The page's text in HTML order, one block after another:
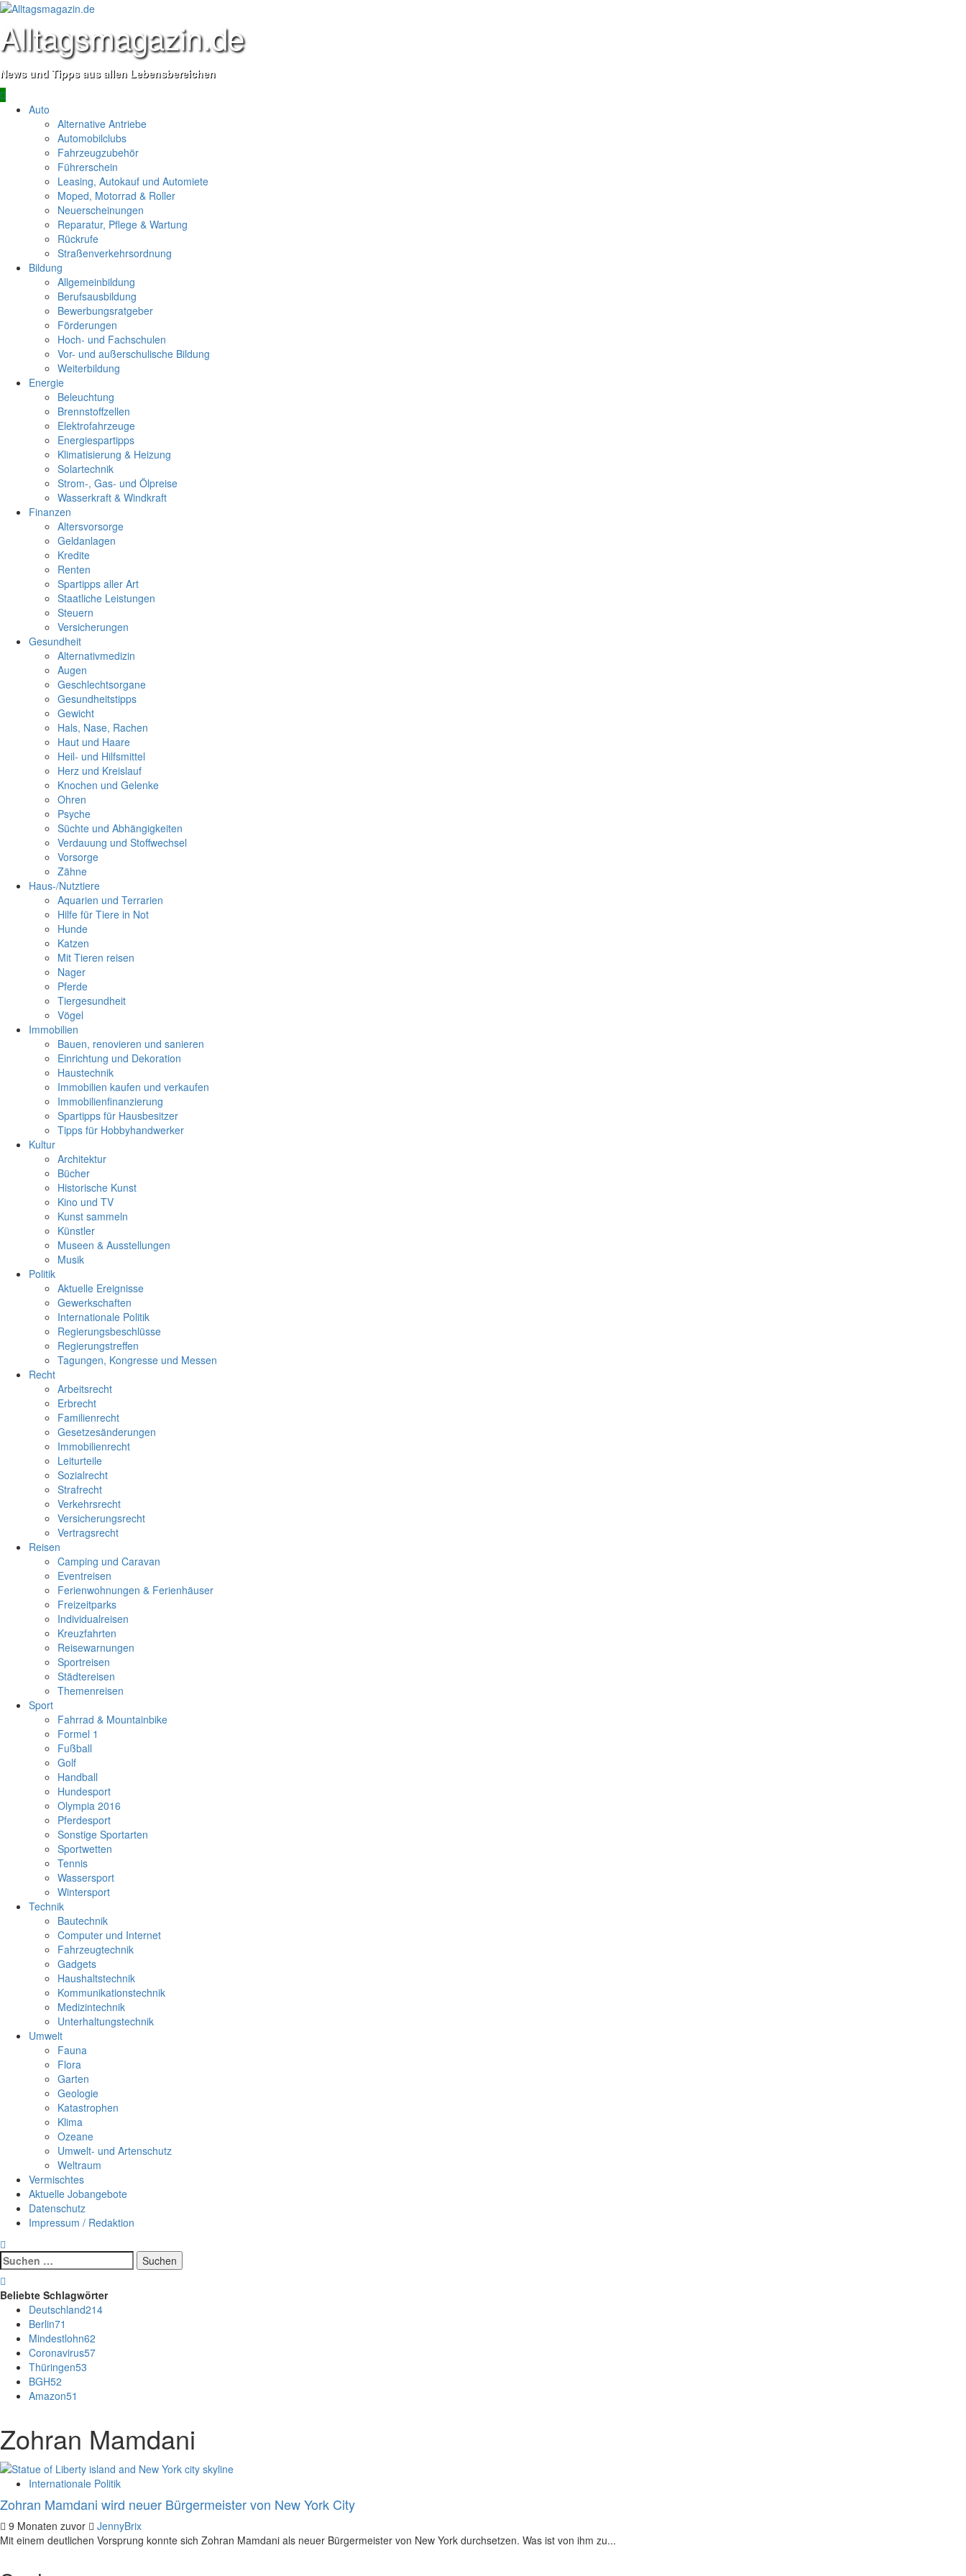
Zum
springen
Alltagsmagazin.de
News und Tipps aus allen Lebensbereichen
MenüAuto
Alternative Antriebe
Automobilclubs
Fahrzeugzubehör
Führerschein
Leasing, Autokauf und Automiete
Moped, Motorrad & Roller
Neuerscheinungen
Reparatur, Pflege & Wartung
Rückrufe
Straßenverkehrsordnung
Bildung
Allgemeinbildung
Berufsausbildung
Bewerbungsratgeber
Förderungen
Hoch- und Fachschulen
Vor- und außerschulische Bildung
Weiterbildung
Energie
Beleuchtung
Brennstoffzellen
Elektrofahrzeuge
Energiespartipps
Klimatisierung & Heizung
Solartechnik
Strom-, Gas- und Ölpreise
Wasserkraft & Windkraft
Finanzen
Altersvorsorge
Geldanlagen
Kredite
Renten
Spartipps aller Art
Staatliche Leistungen
Steuern
Versicherungen
Gesundheit
Alternativmedizin
Augen
Geschlechtsorgane
Gesundheitstipps
Gewicht
Hals, Nase, Rachen
Haut und Haare
Heil- und Hilfsmittel
Herz und Kreislauf
Knochen und Gelenke
Ohren
Psyche
Süchte und Abhängigkeiten
Verdauung und Stoffwechsel
Vorsorge
Zähne
Haus-/Nutztiere
Aquarien und Terrarien
Hilfe für Tiere in Not
Hunde
Katzen
Mit Tieren reisen
Nager
Pferde
Tiergesundheit
Vögel
Immobilien
Bauen, renovieren und sanieren
Einrichtung und Dekoration
Haustechnik
Immobilien kaufen und verkaufen
Immobilienfinanzierung
Spartipps für Hausbesitzer
Tipps für Hobbyhandwerker
Kultur
Architektur
Bücher
Historische Kunst
Kino und TV
Kunst sammeln
Künstler
Museen & Ausstellungen
Musik
Politik
Aktuelle Ereignisse
Gewerkschaften
Internationale Politik
Regierungsbeschlüsse
Regierungstreffen
Tagungen, Kongresse und Messen
Recht
Arbeitsrecht
Erbrecht
Familienrecht
Gesetzesänderungen
Immobilienrecht
Leiturteile
Sozialrecht
Strafrecht
Verkehrsrecht
Versicherungsrecht
Vertragsrecht
Reisen
Camping und Caravan
Eventreisen
Ferienwohnungen & Ferienhäuser
Freizeitparks
Individualreisen
Kreuzfahrten
Reisewarnungen
Sportreisen
Städtereisen
Themenreisen
Sport
Fahrrad & Mountainbike
Formel 1
Fußball
Golf
Handball
Hundesport
Olympia 2016
Pferdesport
Sonstige Sportarten
Sportwetten
Tennis
Wassersport
Wintersport
Technik
Bautechnik
Computer und Internet
Fahrzeugtechnik
Gadgets
Haushaltstechnik
Kommunikationstechnik
Medizintechnik
Unterhaltungstechnik
Umwelt
Fauna
Flora
Garten
Geologie
Katastrophen
Klima
Ozeane
Umwelt- und Artenschutz
Weltraum
Vermischtes
Aktuelle Jobangebote
Datenschutz
Impressum / Redaktion
Suchen
nach:
Beliebte Schlagwörter
Deutschland214
Berlin71
Mindestlohn62
Coronavirus57
Thüringen53
BGH52
Amazon51
Zohran Mamdani
Internationale Politik
Zohran Mamdani wird neuer Bürgermeister von New York City
9 Monaten zuvor
JennyBrix
Mit einem deutlichen Vorsprung konnte sich Zohran Mamdani als neuer Bürgermeister von New York durchsetzen. Was ist von ihm zu...